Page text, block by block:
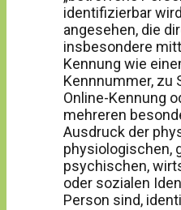
identifizierbar
angesehen, die
insbesondere
Kennung wie
Kennnummer, zu
Online-Kennung
mehreren
Ausdruck der
physiologischen,
psychischen,
oder sozialen
Person sind,